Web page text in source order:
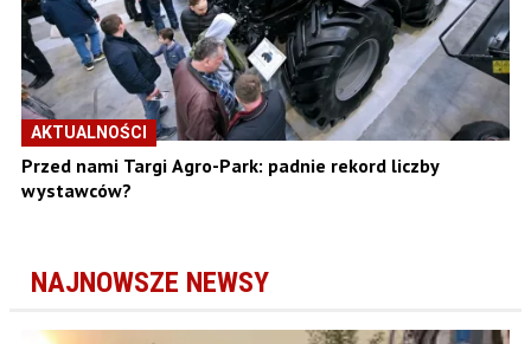
AKTUALNOŚCI
Przed nami Targi Agro-Park: padnie rekord liczby
wystawców?
NAJNOWSZE NEWSY